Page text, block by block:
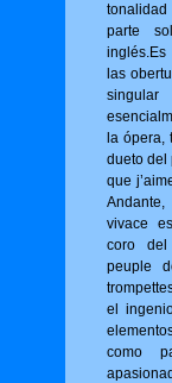
parte
las
la ópera,
dueto del
que
vivace
coro del
peuple
el
como